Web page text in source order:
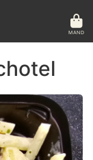
MAND